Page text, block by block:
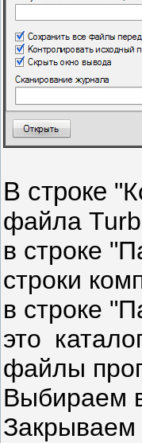
В строке
файла
в строке
строки
в строке
это
файлы
Выбираем
Закрываем